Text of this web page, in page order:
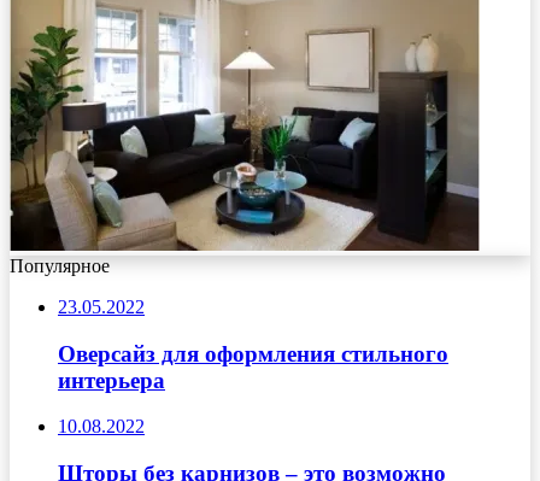
Популярное
23.05.2022
Оверсайз для оформления стильного
интерьера
10.08.2022
Шторы без карнизов – это возможно